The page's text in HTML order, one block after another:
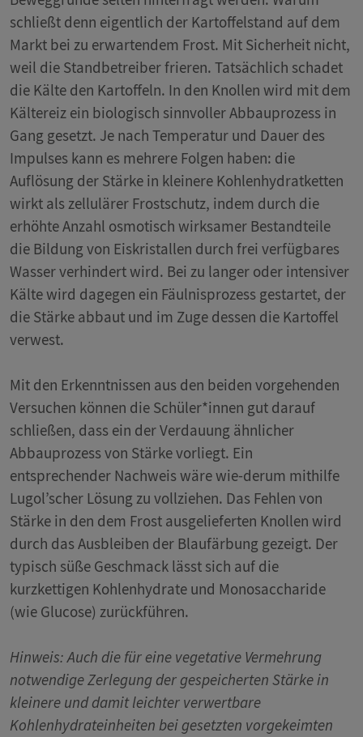
schließt denn eigentlich der Kartoffelstand auf dem
Markt bei zu erwartendem Frost. Mit Sicherheit nicht,
weil die Standbetreiber frieren. Tatsächlich schadet
die Kälte den Kartoffeln. In den Knollen wird mit dem
Kältereiz ein biologisch sinnvoller Abbauprozess in
Gang gesetzt. Je nach Temperatur und Dauer des
Impulses kann es mehrere Folgen haben: die
Auflösung der Stärke in kleinere Kohlenhydratketten
wirkt als zellulärer Frostschutz, indem durch die
erhöhte Anzahl osmotisch wirksamer Bestandteile
die Bildung von Eiskristallen durch frei verfügbares
Wasser verhindert wird. Bei zu langer oder intensiver
Kälte wird dagegen ein Fäulnisprozess gestartet, der
die Stärke abbaut und im Zuge dessen die Kartoffel
verwest.
Mit den Erkenntnissen aus den beiden vorgehenden
Versuchen können die Schüler*innen gut darauf
schließen, dass ein der Verdauung ähnlicher
Abbauprozess von Stärke vorliegt. Ein
entsprechender Nachweis wäre wie-derum mithilfe
Lugol’scher Lösung zu vollziehen. Das Fehlen von
Stärke in den dem Frost ausgelieferten Knollen wird
durch das Ausbleiben der Blaufärbung gezeigt. Der
typisch süße Geschmack lässt sich auf die
kurzkettigen Kohlenhydrate und Monosaccharide
(wie Glucose) zurückführen.
Hinweis: Auch die für eine vegetative Vermehrung
notwendige Zerlegung der gespeicherten Stärke in
kleinere und damit leichter verwertbare
Kohlenhydrateinheiten bei gesetzten vorgekeimten